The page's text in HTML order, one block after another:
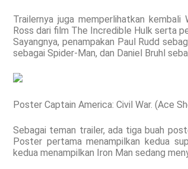
Trailernya juga memperlihatkan
Ross dari film The Incredible Hulk serta
Sayangnya, penampakan Paul Rudd
sebagai Spider-Man, dan Daniel Bruhl
Poster Captain America: Civil War. (Ace
Sebagai teman trailer, ada tiga buah
Poster pertama menampilkan kedua
kedua menampilkan Iron Man sedang